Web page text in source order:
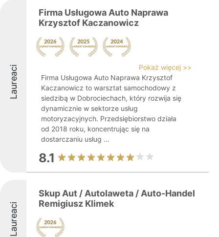
Laureaci
Firma Usługowa Auto Naprawa
Krzysztof Kaczanowicz
Pokaż więcej >>
Firma Usługowa Auto Naprawa Krzysztof
Kaczanowicz to warsztat samochodowy z
siedzibą w Dobrociechach, który rozwija się
dynamicznie w sektorze usług
motoryzacyjnych. Przedsiębiorstwo działa
od 2018 roku, koncentrując się na
dostarczaniu usług ...
8.1
Laureaci
Skup Aut / Autolaweta / Auto-Handel
Remigiusz Klimek